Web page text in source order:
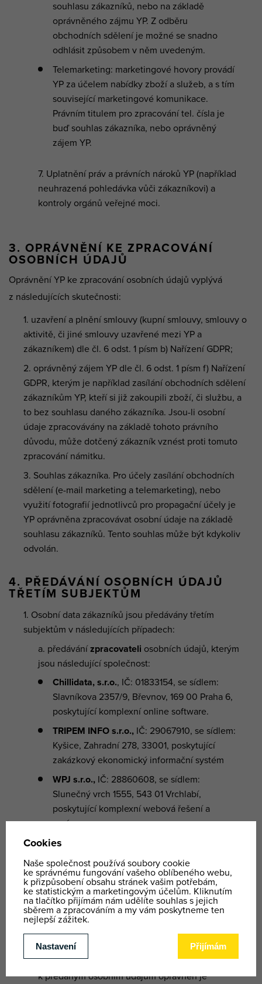
souhlasu zákazníků, nebo na základě
oprávněného zájmu YP. Z odběru
obchodních sdělení je možné se snadno
odhlásit způsobem v něm uvedeným.
Telemarketing: marketingové hovory provádí
YP za účelem nabídky zboží a služeb, a s tím
související marketingové komunikace.
Právním titulem pro zpracování tel. čísla je
buď souhlas zákazníka, nebo oprávněný
zájem YP.
Uplatnění práv a právních nároků YP (například
neuhrazená pohledávka vůči zákazníkovi) a
kontroly orgánů veřejné moci.
3. OPRÁVNĚNÍ KE ZPRACOVÁNÍ
OSOBNÍCH ÚDAJŮ
Oprávnění YP ke zpracování osobních údajů vyplývá
z následujících skutečnosti:
uzavření a plnění smlouvy (kupní smlouvy, smlouvy o
aktivitě, či jiné smlouvy uzavřené mezi YP a
zákazníkem) dle čl. 6 odst. 1 písm b) Nařízení GDPR;
oprávněný zájem YP dle čl. 6 odst. 1 písm f) Nařízení
GDPR, kterým je například zasílání obchodních sdělení
zákazníkům YP, kteří si již zakoupili zboží, či službu, a
to bez souhlasu daného zákazníka. Jsou-li osobní
údaje zpracovávány na základě tohoto právního
důvodu, může dotčený zákazník vznést proti tomuto
zpracování námitku.
Souhlas zákazníka. Pro účely zasílání obchodních
sdělení (e-mail marketing a telemarketing), nebo
využití fotografií jednotlivců pro propagační účely je
YP oprávněna zpracovávat osobní údaje na základě
souhlasu zákazníků. Tento souhlas může být kdykoliv
odvolán.
4. PŘEDÁVÁNÍ OSOBNÍCH ÚDAJŮ
TŘETÍM SUBJEKTŮM
Osobní data zákazníků jsou předávány třetím
subjektům v následujících případech:
předávání zpracovateli osobních údajů, kterým
jsou následující společnost:
Chillidata, s.r.o., IČ: 01833154, se sídlem:
Slavníkova 2357/9, Břevnov, 169 00 Praha 6,
poskytující komplexní online software.
TRIPEM INFO s.r.o., IČ: 29067910, se sídlem:
Kyšice, Zahradní 278, 33001, poskytující
zakázkový ekonomický informační systém
WPJ s.r.o., IČ: 28860608, se sídlem:
Slunečný vrch 1555, 543 01 Vrchlabí,
poskytující komplexní webová řešení a
správu.
YP má s těmito zpracovateli uzavřenu
smlouvu, zavazující zpracovatele
k dodržování povinností vyplývajících
z Nařízení GDPR;
Doručení zboží
: Osobní údaje typu příjmení,
jméno, adresa a tel. číslo jsou předávány dopravci
zakoupeného zboží, aby byl chopen doručit
objednané zboží. Dopravce je ve vztahu
k předaným osobním údajům oprávněn je